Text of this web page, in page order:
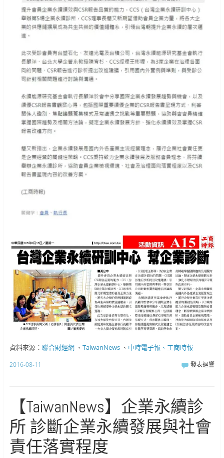
資料來源： 聯合財經網、 TaiwanNews、 中時電子報、工商時報
2016-08-11 發表迴響
【TaiwanNews】企業永續診
所 診斷企業永續發展與社會
責任落實程度